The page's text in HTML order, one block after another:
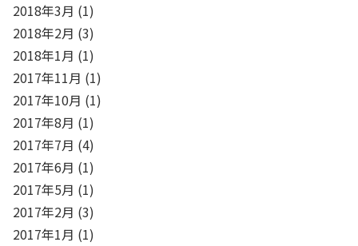
2018年3月 (1)
2018年2月 (3)
2018年1月 (1)
2017年11月 (1)
2017年10月 (1)
2017年8月 (1)
2017年7月 (4)
2017年6月 (1)
2017年5月 (1)
2017年2月 (3)
2017年1月 (1)